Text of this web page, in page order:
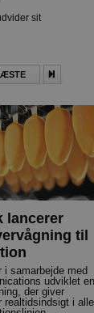
sit
lancerer
til
i samarbejde med
udviklet en
der giver
realtidsindsigt i alle